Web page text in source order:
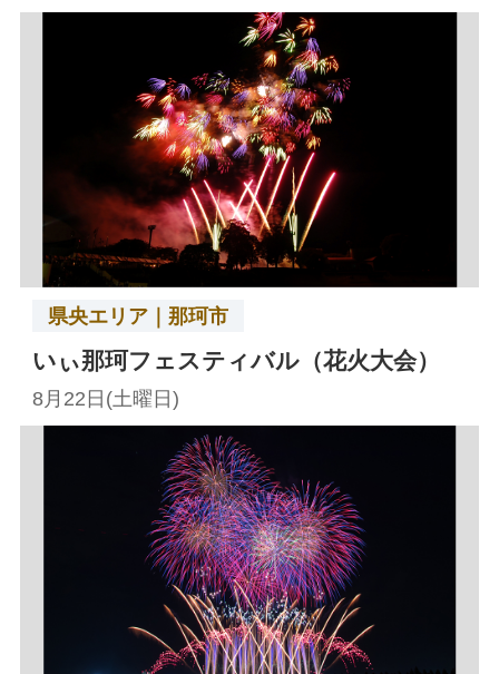
県央エリア｜那珂市
いぃ那珂フェスティバル（花火大会）
8月22日(土曜日)